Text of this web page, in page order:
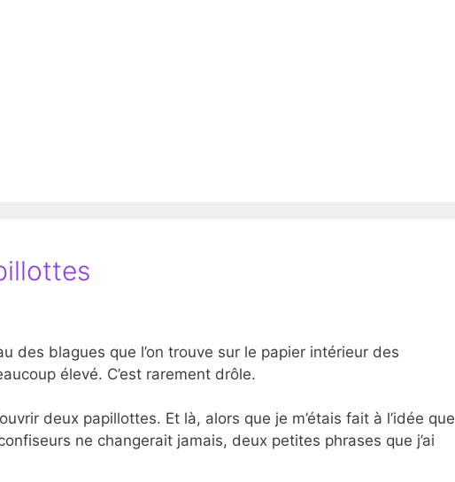
des blagues que l’on trouve sur le papier intérieur des
élevé. C’est rarement drôle.
deux papillottes. Et là, alors que je m’étais fait à l’idée que
ne changerait jamais, deux petites phrases que j’ai